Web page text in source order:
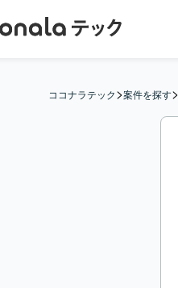
ココナラテック>案件を探す>